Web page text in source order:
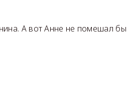
А вот Анне не помешал бы